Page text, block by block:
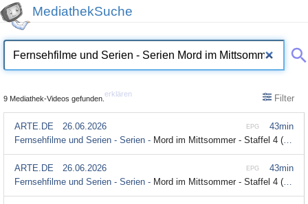
MediathekSuche
9 Mediathek-Videos gefunden.
erklären Filter
43min
EPG
ARTE.DE
26.06.2026
Fernsehfilme und Serien - Serien - Mord im Mittsommer - Staffel 4 (3/3) - Fall 4: Heute Nacht bist du tot (mit Untertitel)
43min
EPG
ARTE.DE
26.06.2026
Fernsehfilme und Serien - Serien - Mord im Mittsommer - Staffel 4 (3/3) - Fall 4: Heute Nacht bist du tot